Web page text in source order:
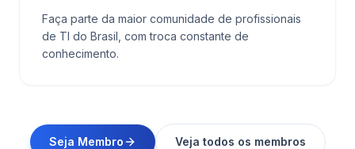
Faça parte da maior comunidade de profissionais
de TI do Brasil, com troca constante de
conhecimento.
Seja Membro Veja todos os membros